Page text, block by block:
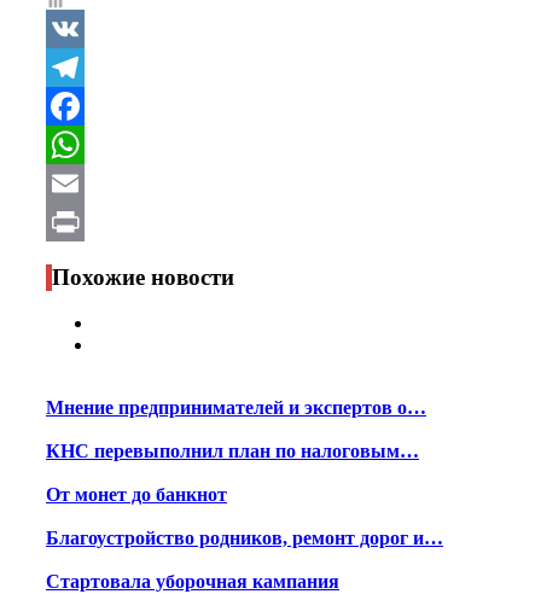
VK
Telegram
Facebook
WhatsApp
Email
Print
Похожие новости
Мнение предпринимателей и экспертов о…
КНС перевыполнил план по налоговым…
От монет до банкнот
Благоустройство родников, ремонт дорог и…
Стартовала уборочная кампания